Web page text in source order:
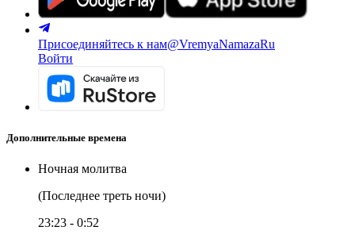
Присоединяйтесь к нам@VremyaNamazaRu
Войти
Дополнительные времена
Ночная молитва
(Последнее треть ночи)
23:23 - 0:52